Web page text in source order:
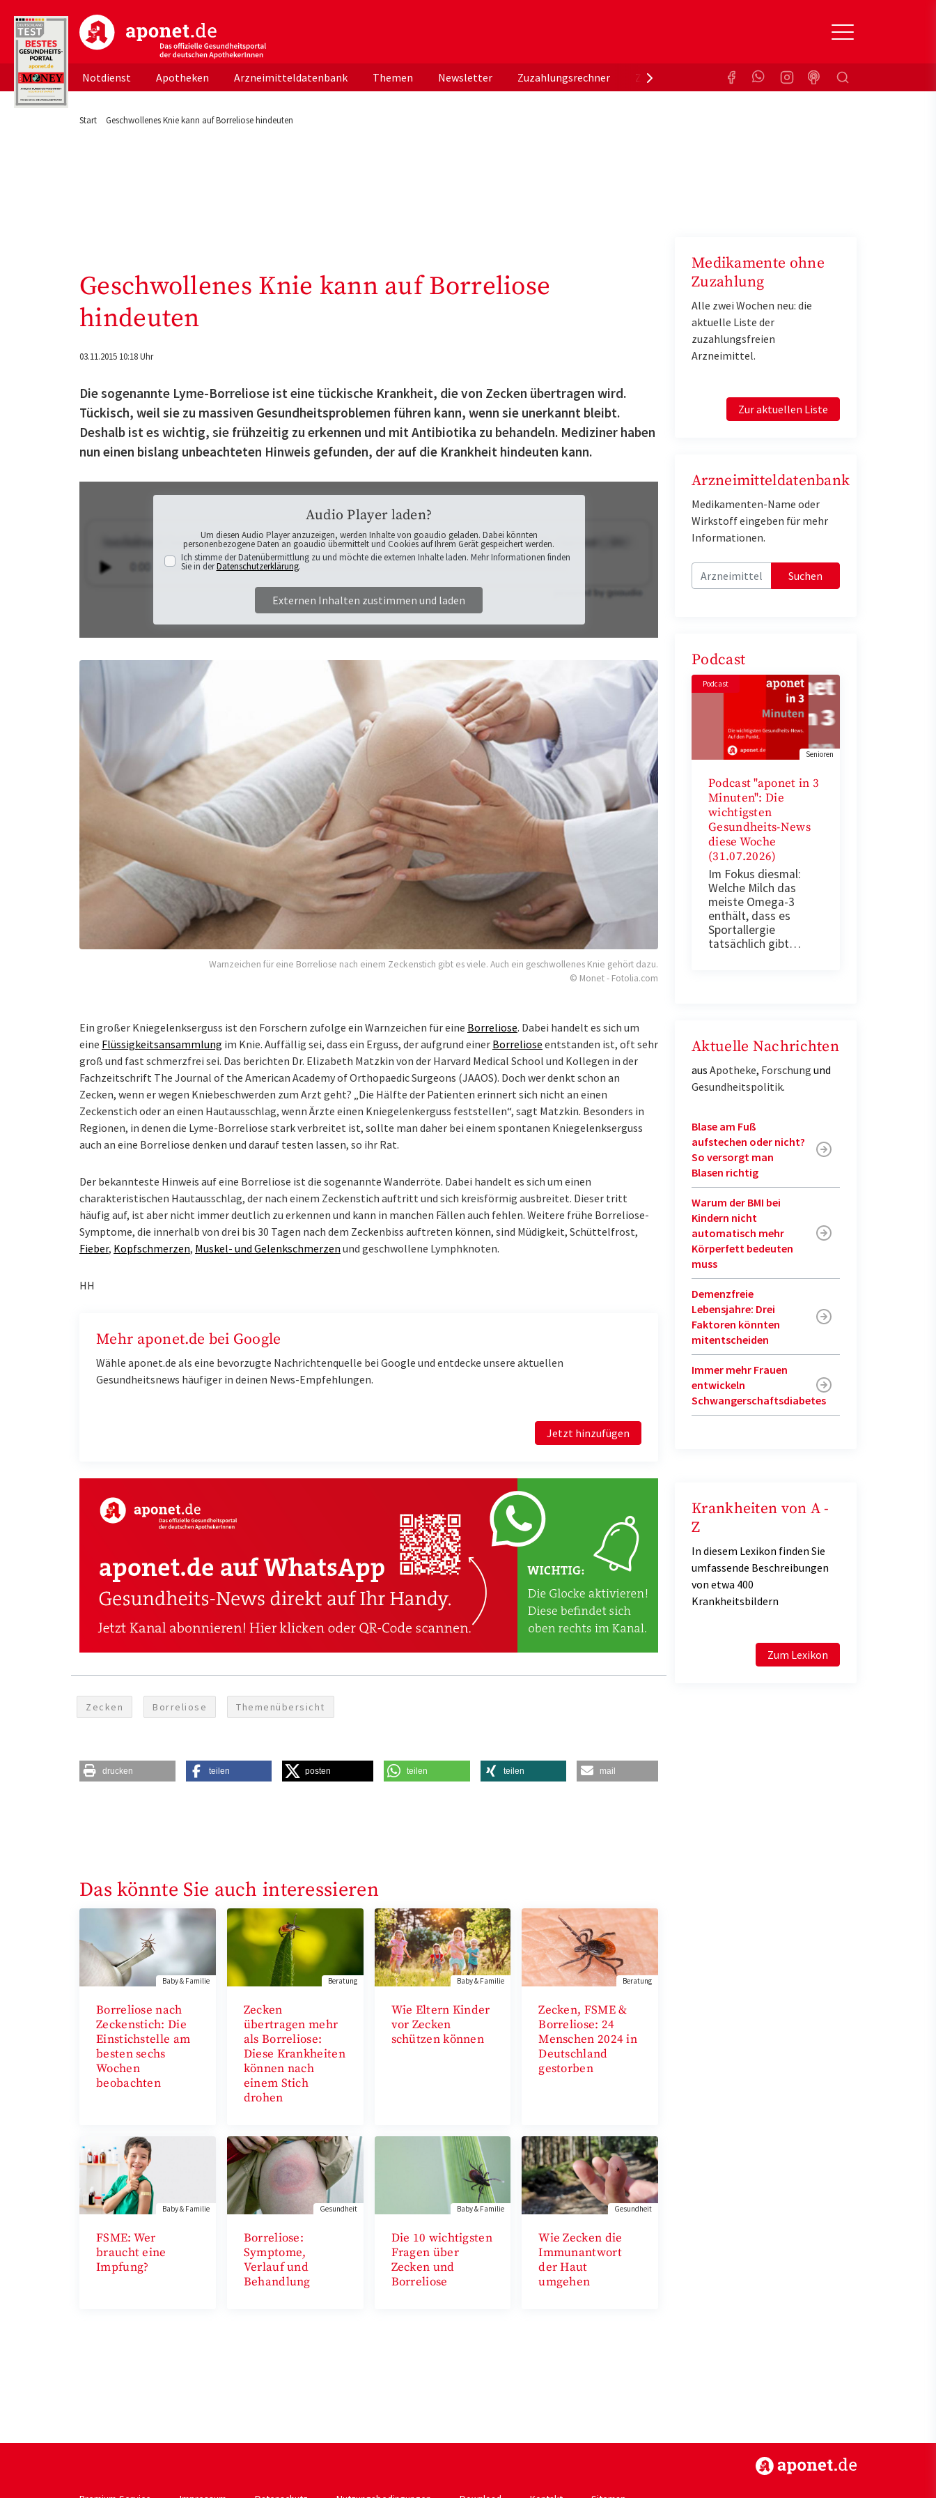
aponet.de - Das offizielle Gesundheitsportal der deutschen ApothekerInnen
Notdienst Apotheken Arzneimitteldatenbank Themen Newsletter Zuzahlungsrechner Zuzahlungsbefreiung KrankenkasseSuchen
Start Geschwollenes Knie kann auf Borreliose hindeuten
Geschwollenes Knie kann auf Borreliose
hindeuten
03.11.2015 10:18 Uhr
Die sogenannte Lyme-Borreliose ist eine tückische Krankheit, die von Zecken übertragen wird.
Tückisch, weil sie zu massiven Gesundheitsproblemen führen kann, wenn sie unerkannt bleibt.
Deshalb ist es wichtig, sie frühzeitig zu erkennen und mit Antibiotika zu behandeln. Mediziner haben
nun einen bislang unbeachteten Hinweis gefunden, der auf die Krankheit hindeuten kann.
Audio Player laden?
Um diesen Audio Player anzuzeigen, werden Inhalte von goaudio geladen. Dabei könnten
personenbezogene Daten an goaudio übermittelt und Cookies auf Ihrem Gerät gespeichert werden.
Ich stimme der Datenübermittlung zu und möchte die externen Inhalte laden. Mehr Informationen finden
Sie in derDatenschutzerklärung.
Externen Inhalten zustimmen und laden
Warnzeichen für eine Borreliose nach einem Zeckenstich gibt es viele. Auch ein geschwollenes Knie gehört dazu.
© Monet - Fotolia.com
Ein großer Kniegelenkserguss ist den Forschern zufolge ein Warnzeichen für eine Borreliose. Dabei handelt es sich um
eine Flüssigkeitsansammlung im Knie. Auffällig sei, dass ein Erguss, der aufgrund einer Borreliose entstanden ist, oft sehr
groß und fast schmerzfrei sei. Das berichten Dr. Elizabeth Matzkin von der Harvard Medical School und Kollegen in der
Fachzeitschrift The Journal of the American Academy of Orthopaedic Surgeons (JAAOS). Doch wer denkt schon an
Zecken, wenn er wegen Kniebeschwerden zum Arzt geht? „Die Hälfte der Patienten erinnert sich nicht an einen
Zeckenstich oder an einen Hautausschlag, wenn Ärzte einen Kniegelenkerguss feststellen“, sagt Matzkin. Besonders in
Regionen, in denen die Lyme-Borreliose stark verbreitet ist, sollte man daher bei einem spontanen Kniegelenkserguss
auch an eine Borreliose denken und darauf testen lassen, so ihr Rat.
Der bekannteste Hinweis auf eine Borreliose ist die sogenannte Wanderröte. Dabei handelt es sich um einen
charakteristischen Hautausschlag, der nach einem Zeckenstich auftritt und sich kreisförmig ausbreitet. Dieser tritt
häufig auf, ist aber nicht immer deutlich zu erkennen und kann in manchen Fällen auch fehlen. Weitere frühe Borreliose-
Symptome, die innerhalb von drei bis 30 Tagen nach dem Zeckenbiss auftreten können, sind Müdigkeit, Schüttelfrost,
Fieber, Kopfschmerzen, Muskel- und Gelenkschmerzen und geschwollene Lymphknoten.
HH
Mehr aponet.de bei Google
Wähle aponet.de als eine bevorzugte Nachrichtenquelle bei Google und entdecke unsere aktuellen
Gesundheitsnews häufiger in deinen News-Empfehlungen.
Jetzt hinzufügen
Zecken Borreliose Themenübersicht
drucken teilen posten teilen teilen mail
Das könnte Sie auch interessieren
Baby & Familie
Borreliose nach
Zeckenstich: Die
Einstichstelle am
besten sechs
Wochen
beobachten
Beratung
Zecken
übertragen mehr
als Borreliose:
Diese Krankheiten
können nach
einem Stich
drohen
Baby & Familie
Wie Eltern Kinder
vor Zecken
schützen können
Beratung
Zecken, FSME &
Borreliose: 24
Menschen 2024 in
Deutschland
gestorben
Baby & Familie
FSME: Wer
braucht eine
Impfung?
Gesundheit
Borreliose:
Symptome,
Verlauf und
Behandlung
Baby & Familie
Die 10 wichtigsten
Fragen über
Zecken und
Borreliose
Gesundheit
Wie Zecken die
Immunantwort
der Haut
umgehen
Medikamente ohne
Zuzahlung
Alle zwei Wochen neu: die
aktuelle Liste der
zuzahlungsfreien
Arzneimittel.
Zur aktuellen Liste
Arzneimitteldatenbank
Medikamenten-Name oder
Wirkstoff eingeben für mehr
Informationen.
Suchen
Podcast
Podcast
Senioren
Podcast "aponet in 3
Minuten": Die
wichtigsten
Gesundheits-News
diese Woche
(31.07.2026)
Im Fokus diesmal:
Welche Milch das
meiste Omega-3
enthält, dass es
Sportallergie
tatsächlich gibt…
Aktuelle Nachrichten
aus Apotheke, Forschung und
Gesundheitspolitik.
Blase am Fuß
aufstechen oder nicht?
So versorgt man
Blasen richtig
Warum der BMI bei
Kindern nicht
automatisch mehr
Körperfett bedeuten
muss
Demenzfreie
Lebensjahre: Drei
Faktoren könnten
mitentscheiden
Immer mehr Frauen
entwickeln
Schwangerschaftsdiabetes
Krankheiten von A -
Z
In diesem Lexikon finden Sie
umfassende Beschreibungen
von etwa 400
Krankheitsbildern
Zum Lexikon